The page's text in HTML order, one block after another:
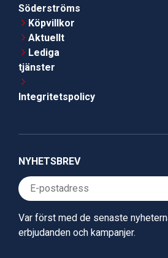
Söderströms
Köpvillkor
Aktuellt
Lediga
tjänster
Integritetspolicy
NYHETSBREV
Var först med de senaste
erbjudanden och kampanjer.